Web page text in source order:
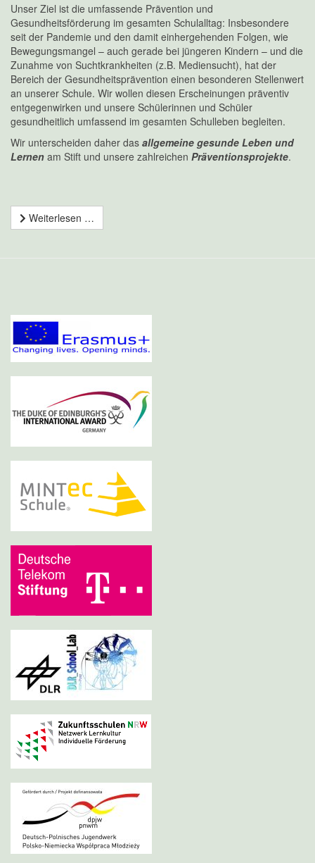
Unser Ziel ist die umfassende Prävention und
Gesundheitsförderung im gesamten Schulalltag: Insbesondere
seit der Pandemie und den damit einhergehenden Folgen, wie
Bewegungsmangel – auch gerade bei jüngeren Kindern – und die
Zunahme von Suchtkrankheiten (z.B. Mediensucht), hat der
Bereich der Gesundheitsprävention einen besonderen Stellenwert
an unserer Schule. Wir wollen diesen Erscheinungen präventiv
entgegenwirken und unsere Schülerinnen und Schüler
gesundheitlich umfassend im gesamten Schulleben begleiten.
Wir unterscheiden daher das allgemeine gesunde Leben und
Lernen am Stift und unsere zahlreichen Präventionsprojekte.
Weiterlesen …